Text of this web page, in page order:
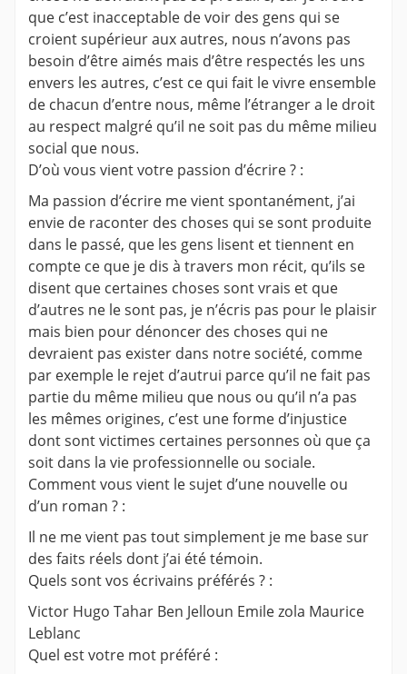
que c’est inacceptable de voir des gens qui se
croient supérieur aux autres, nous n’avons pas
besoin d’être aimés mais d’être respectés les uns
envers les autres, c’est ce qui fait le vivre ensemble
de chacun d’entre nous, même l’étranger a le droit
au respect malgré qu’il ne soit pas du même milieu
social que nous.
D’où vous vient votre passion d’écrire ? :
Ma passion d’écrire me vient spontanément, j’ai
envie de raconter des choses qui se sont produite
dans le passé, que les gens lisent et tiennent en
compte ce que je dis à travers mon récit, qu’ils se
disent que certaines choses sont vrais et que
d’autres ne le sont pas, je n’écris pas pour le plaisir
mais bien pour dénoncer des choses qui ne
devraient pas exister dans notre société, comme
par exemple le rejet d’autrui parce qu’il ne fait pas
partie du même milieu que nous ou qu’il n’a pas
les mêmes origines, c’est une forme d’injustice
dont sont victimes certaines personnes où que ça
soit dans la vie professionnelle ou sociale.
Comment vous vient le sujet d’une nouvelle ou
d’un roman ? :
Il ne me vient pas tout simplement je me base sur
des faits réels dont j’ai été témoin.
Quels sont vos écrivains préférés ? :
Victor Hugo Tahar Ben Jelloun Emile zola Maurice
Leblanc
Quel est votre mot préféré :